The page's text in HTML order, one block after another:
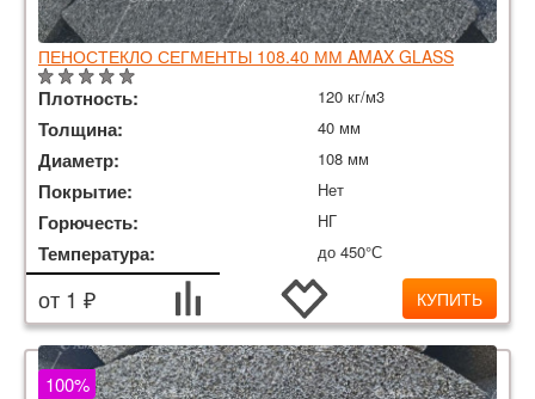
ПЕНОСТЕКЛО СЕГМЕНТЫ 108.40 ММ AMAX GLASS
Плотность: 120 кг/м3
Толщина: 40 мм
Диаметр: 108 мм
Покрытие: Нет
Горючесть: НГ
Температура: до 450°С
от 1 ₽ КУПИТЬ
100%